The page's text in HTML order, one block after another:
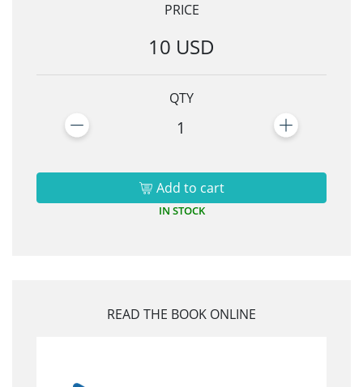
PRICE
10 USD
QTY
1
Add to cart
IN STOCK
READ THE BOOK ONLINE